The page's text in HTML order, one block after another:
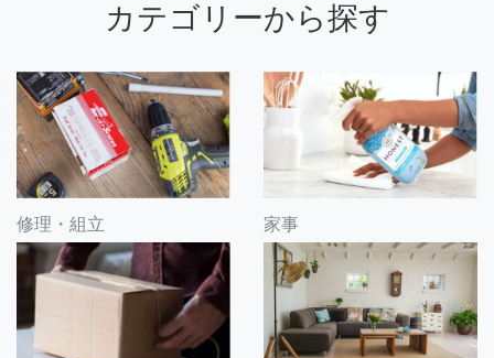
カテゴリーから探す
修理・組立 家事